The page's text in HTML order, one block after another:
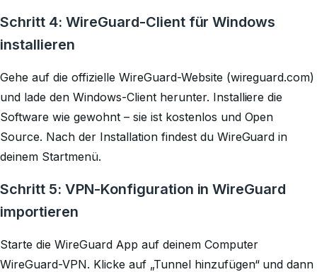
Schritt 4: WireGuard-Client für Windows
installieren
Gehe auf die offizielle WireGuard-Website (wireguard.com)
und lade den Windows-Client herunter. Installiere die
Software wie gewohnt – sie ist kostenlos und Open
Source. Nach der Installation findest du WireGuard in
deinem Startmenü.
Schritt 5: VPN-Konfiguration in WireGuard
importieren
Starte die WireGuard App auf deinem Computer
WireGuard-VPN. Klicke auf „Tunnel hinzufügen“ und dann